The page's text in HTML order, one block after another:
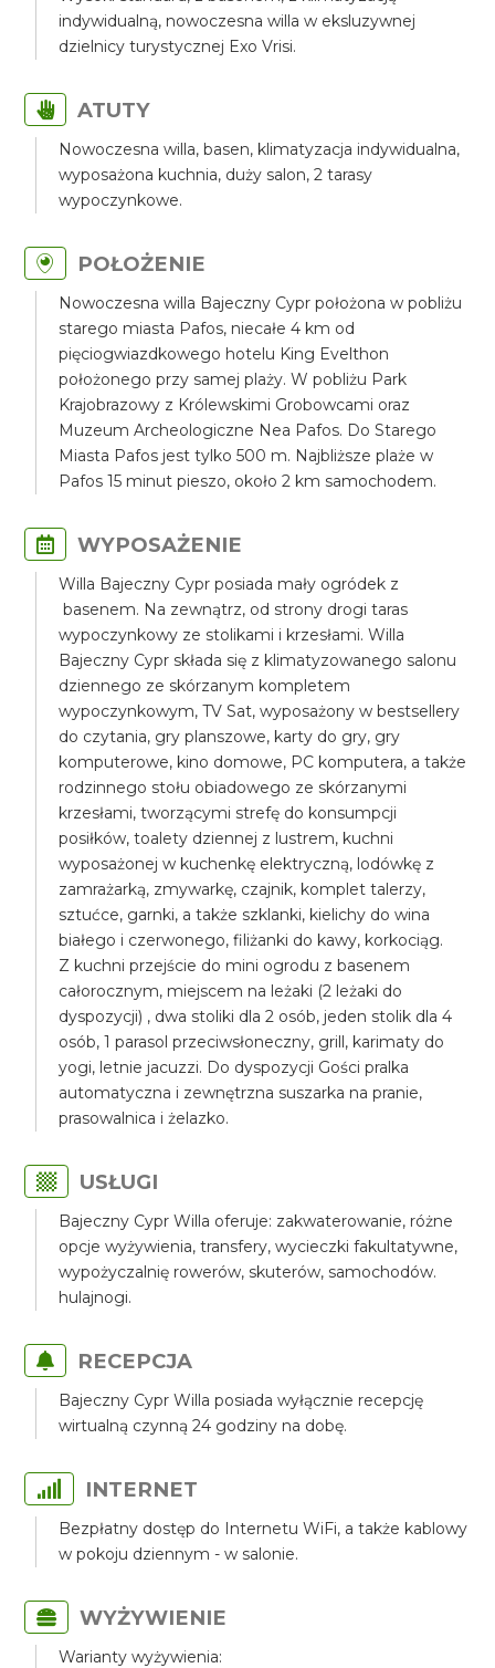
indywidualną, nowoczesna willa w eksluzywnej
dzielnicy turystycznej Exo Vrisi.
ATUTY
Nowoczesna willa, basen, klimatyzacja indywidualna,
wyposażona kuchnia, duży salon, 2 tarasy
wypoczynkowe.
POŁOŻENIE
Nowoczesna willa Bajeczny Cypr położona w pobliżu
starego miasta Pafos, niecałe 4 km od
pięciogwiazdkowego hotelu King Evelthon
położonego przy samej plaży. W pobliżu Park
Krajobrazowy z Królewskimi Grobowcami oraz
Muzeum Archeologiczne Nea Pafos. Do Starego
Miasta Pafos jest tylko 500 m. Najbliższe plaże w
Pafos 15 minut pieszo, około 2 km samochodem.
WYPOSAŻENIE
Willa Bajeczny Cypr posiada mały ogródek z
basenem. Na zewnątrz, od strony drogi taras
wypoczynkowy ze stolikami i krzesłami. Willa
Bajeczny Cypr składa się z klimatyzowanego salonu
dziennego ze skórzanym kompletem
wypoczynkowym, TV Sat, wyposażony w bestsellery
do czytania, gry planszowe, karty do gry, gry
komputerowe, kino domowe, PC komputera, a także
rodzinnego stołu obiadowego ze skórzanymi
krzesłami, tworzącymi strefę do konsumpcji
posiłków, toalety dziennej z lustrem, kuchni
wyposażonej w kuchenkę elektryczną, lodówkę z
zamrażarką, zmywarkę, czajnik, komplet talerzy,
sztućce, garnki, a także szklanki, kielichy do wina
białego i czerwonego, filiżanki do kawy, korkociąg.
Z kuchni przejście do mini ogrodu z basenem
całorocznym, miejscem na leżaki (2 leżaki do
dyspozycji) , dwa stoliki dla 2 osób, jeden stolik dla 4
osób, 1 parasol przeciwsłoneczny, grill, karimaty do
yogi, letnie jacuzzi. Do dyspozycji Gości pralka
automatyczna i zewnętrzna suszarka na pranie,
prasowalnica i żelazko.
USŁUGI
Bajeczny Cypr Willa oferuje: zakwaterowanie, różne
opcje wyżywienia, transfery, wycieczki fakultatywne,
wypożyczalnię rowerów, skuterów, samochodów.
hulajnogi.
RECEPCJA
Bajeczny Cypr Willa posiada wyłącznie recepcję
wirtualną czynną 24 godziny na dobę.
INTERNET
Bezpłatny dostęp do Internetu WiFi, a także kablowy
w pokoju dziennym - w salonie.
WYŻYWIENIE
Warianty wyżywienia: